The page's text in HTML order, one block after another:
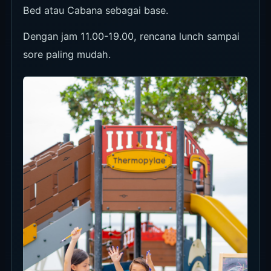
Bed atau Cabana sebagai base.
Dengan jam 11.00-19.00, rencana lunch sampai
sore paling mudah.